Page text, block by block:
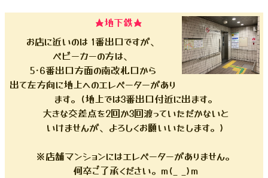
★地下鉄★
お店に近いのは 1番出口ですが、
ベビーカーの方は、
5･6番出口方面の南改札口から
出て左方向に地上へのエレベーターがあり
ます。(地上では3番出口付近に出ます。
大きな交差点を2回か3回渡っていただかないと
いけませんが、よろしくお願いいたします。)
※店舗マンションにはエレベーターがありません。
何卒ご了承ください。m(_ _)m